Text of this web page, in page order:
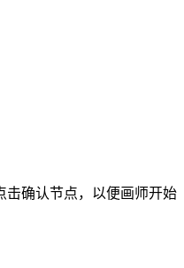
确认节点，以便画师开始